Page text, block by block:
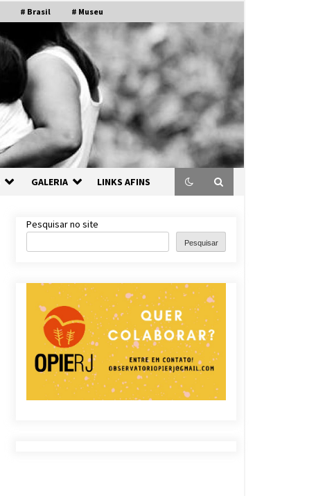
# Brasil # Museu
GALERIA LINKS AFINS
Pesquisar no site
Pesquisar